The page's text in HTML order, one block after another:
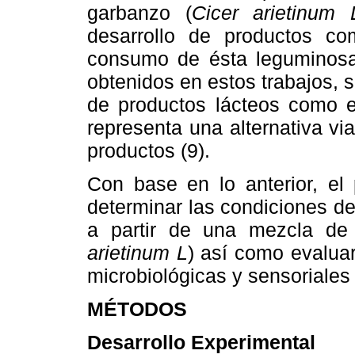
garbanzo (Cicer arietinum
desarrollo de productos
consumo de ésta
obtenidos en estos trabajos,
de productos lácteos como
representa una alternativa
productos (9).
Con base en lo anterior, el
determinar las condiciones
a partir de una mezcla
arietinum L) así como
microbiológicas y
MÉTODOS
Desarrollo Experimental